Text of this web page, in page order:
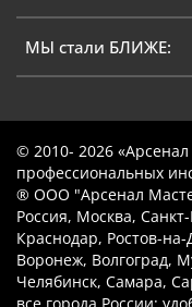
МЫ стали БЛИЖЕ:
© 2010- 2026
профессиональных
® ООО "Арсенал
Россия, Москва,
Краснодар, Ростов-
Воронеж, Волгоград,
Челябинск, Самара,